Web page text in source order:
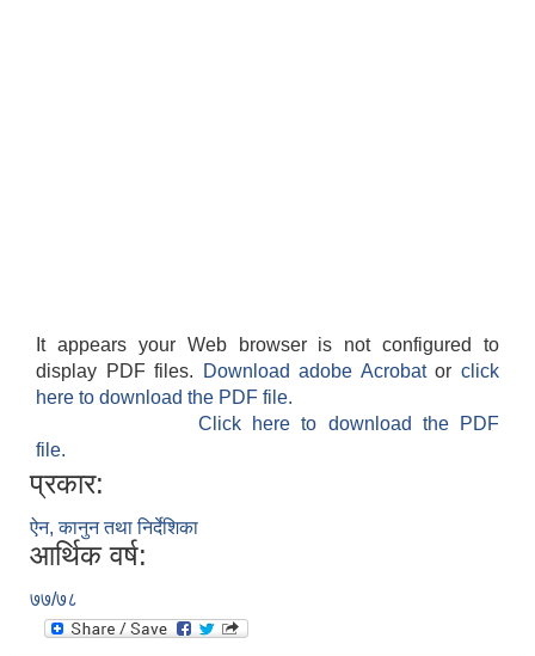
It appears your Web browser is not configured to
display PDF files.
Download adobe Acrobatorclick
here to download the PDF file.
Click here to download the PDF
file.
प्रकार:
ऐन, कानुन तथा निर्देशिका
आर्थिक वर्ष:
७७/७८